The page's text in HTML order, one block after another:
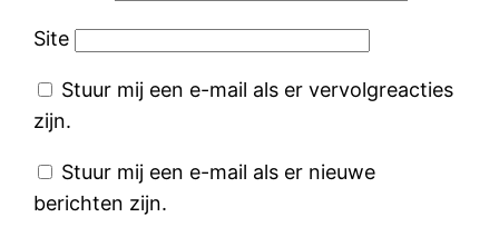
Site
Stuur mij een e-mail als er vervolgreacties
zijn.
Stuur mij een e-mail als er nieuwe
berichten zijn.